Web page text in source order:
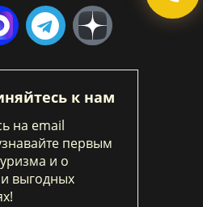
к нам
на email
первым
и о
выгодных